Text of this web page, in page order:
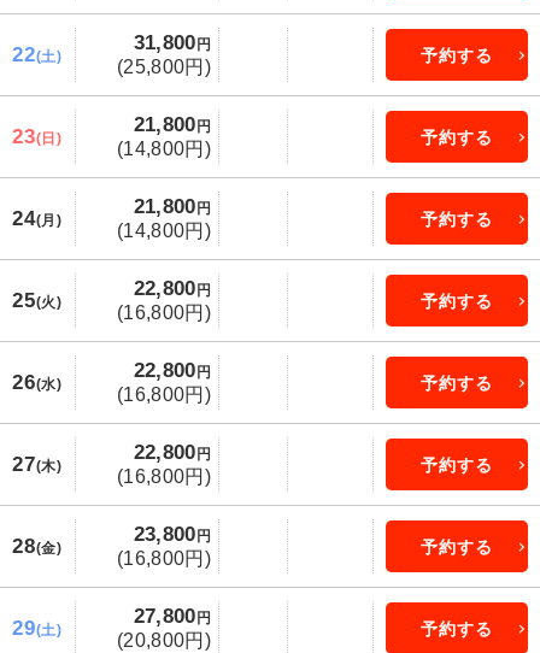
22(土)
31,800 円
(25,800円)
予約する
23(日)
21,800 円
(14,800円)
予約する
24(月)
21,800 円
(14,800円)
予約する
25(火)
22,800 円
(16,800円)
予約する
26(水)
22,800 円
(16,800円)
予約する
27(木)
22,800 円
(16,800円)
予約する
28(金)
23,800 円
(16,800円)
予約する
29(土)
27,800 円
(20,800円)
予約する